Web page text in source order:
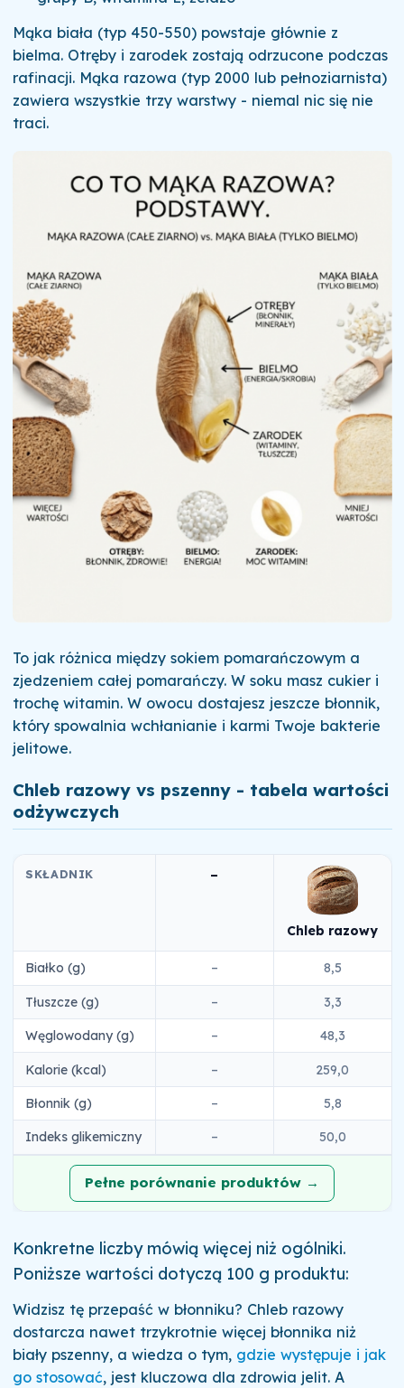
Mąka biała (typ 450-550) powstaje głównie z
bielma. Otręby i zarodek zostają odrzucone podczas
rafinacji. Mąka razowa (typ 2000 lub pełnoziarnista)
zawiera wszystkie trzy warstwy - niemal nic się nie
traci.
To jak różnica między sokiem pomarańczowym a
zjedzeniem całej pomarańczy. W soku masz cukier i
trochę witamin. W owocu dostajesz jeszcze błonnik,
który spowalnia wchłanianie i karmi Twoje bakterie
jelitowe.
Chleb razowy vs pszenny - tabela wartości
odżywczych
SKŁADNIK –
Chleb razowy
Białko (g) – 8,5
Tłuszcze (g) – 3,3
Węglowodany (g) – 48,3
Kalorie (kcal) – 259,0
Błonnik (g) – 5,8
Indeks glikemiczny – 50,0
Pełne porównanie produktów →
Konkretne liczby mówią więcej niż ogólniki.
Poniższe wartości dotyczą 100 g produktu:
Widzisz tę przepaść w błonniku? Chleb razowy
dostarcza nawet trzykrotnie więcej błonnika niż
biały pszenny, a wiedza o tym, gdzie występuje i jak
go stosować, jest kluczowa dla zdrowia jelit. A